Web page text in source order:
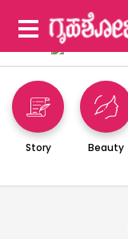
Story Beauty